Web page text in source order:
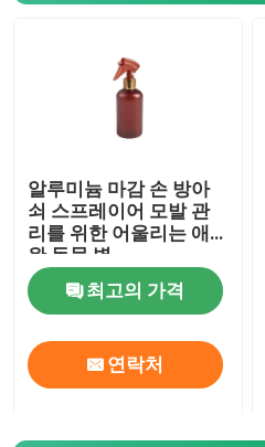
알루미늄 마감 손 방아
쇠 스프레이어 모발 관
리를 위한 어울리는 애
완 동물 병
최고의 가격
연락처